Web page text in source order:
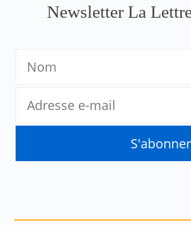
Newsletter La